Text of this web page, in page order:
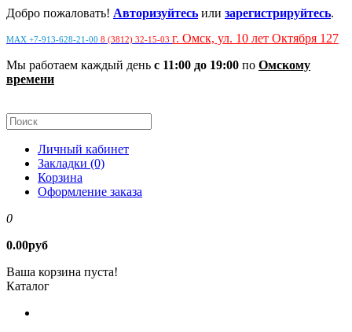
Добро пожаловать! Авторизуйтесь или зарегистрируйтесь.
MAX +7-913-628-21-00 8 (3812) 32-15-03 г. Омск, ул. 10 лет Октября 127
Мы работаем каждый день с 11:00 до 19:00 по Омскому
времени
Личный кабинет
Закладки (0)
Корзина
Оформление заказа
0
0.00руб
Ваша корзина пуста!
Каталог